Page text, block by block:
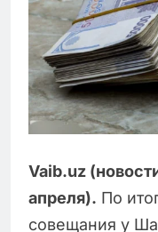
Vaib.uz
апреля). По
совещания у